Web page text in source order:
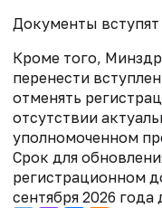
Документы вступят
Кроме того,
перенести
отменять
отсутствии
уполномоченном
Срок для
регистрационном
сентября 2026 года